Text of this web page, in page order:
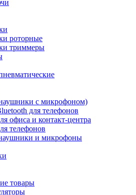
роторные
триммеры
с микрофоном)
для телефонов
офиса и контакт-центра
телефонов
и микрофоны
товары